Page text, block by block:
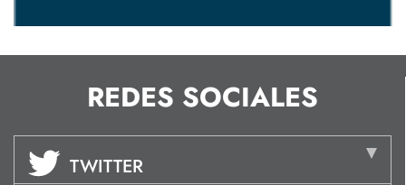
REDES SOCIALES
TWITTER